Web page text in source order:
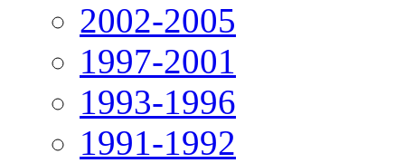
2002-2005
1997-2001
1993-1996
1991-1992